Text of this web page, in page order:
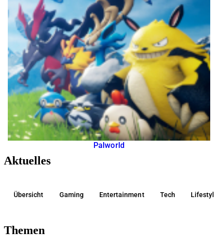
Palworld
Aktuelles
Übersicht Gaming Entertainment Tech Lifestyle
Themen